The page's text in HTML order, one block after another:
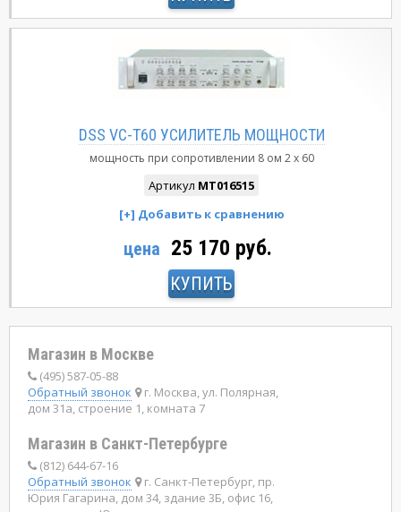
DSS VC-T60 УСИЛИТЕЛЬ МОЩНОСТИ
мощность при сопротивлении 8 ом 2 x 60
Артикул MT016515
цена 25 170 руб.
КУПИТЬ
Магазин в Москве
(495) 587-05-88
Обратный звонок
г. Москва, ул. Полярная,
дом 31а, строение 1, комната 7
Магазин в Санкт-Петербурге
(812) 644-67-16
Обратный звонок
г. Санкт-Петербург, пр.
Юрия Гагарина, дом 34, здание 3Б, офис 16,